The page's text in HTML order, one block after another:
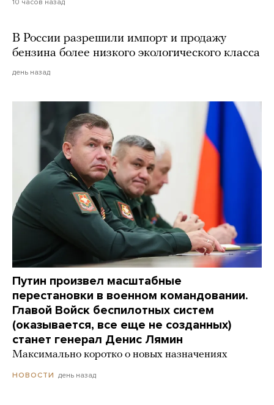
10 часов назад
В России разрешили импорт и продажу
бензина более низкого экологического класса
день назад
Путин произвел масштабные
перестановки в военном командовании.
Главой Войск беспилотных систем
(оказывается, все еще не созданных)
станет генерал Денис Лямин
Максимально коротко о новых назначениях
НОВОСТИ день назад